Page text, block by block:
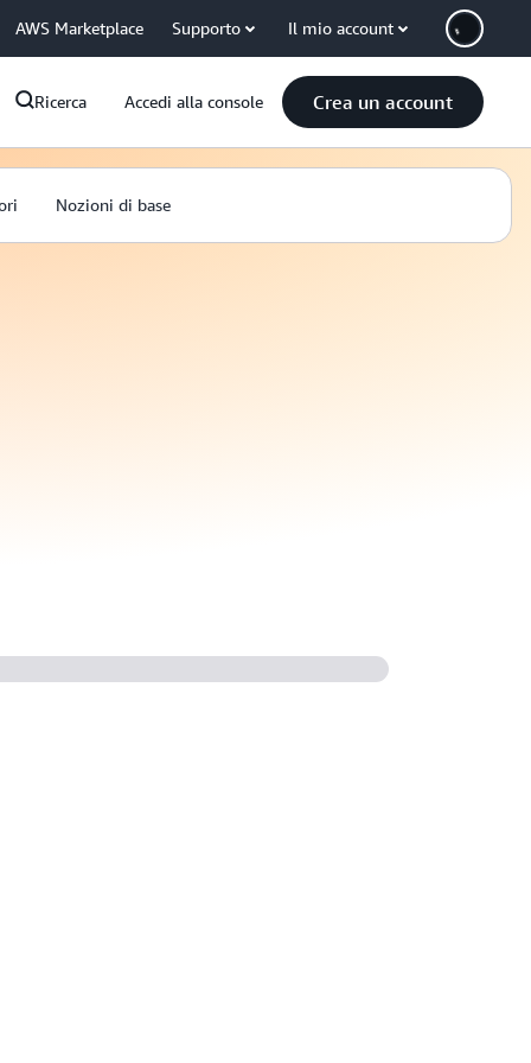
AWS Marketplace Supporto Il mio account
Ricerca Accedi alla console Crea un account
Nozioni di base